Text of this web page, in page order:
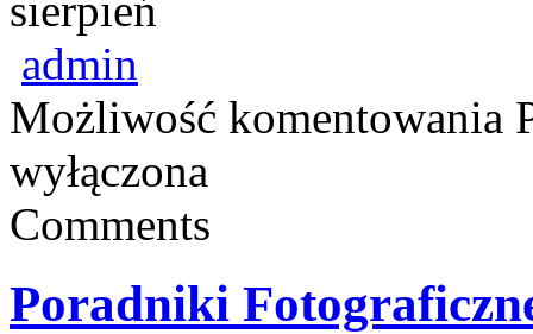
sierpień
admin
Możliwość komentowania
wyłączona
Comments
Poradniki